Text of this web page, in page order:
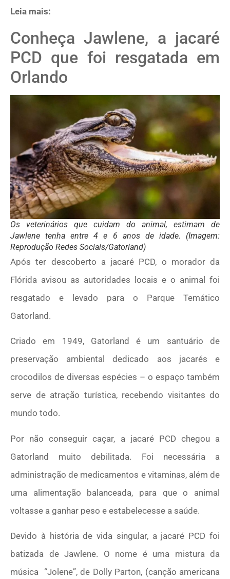
Leia mais:
Conheça Jawlene, a jacaré
PCD que foi resgatada em
Orlando
Os veterinários que cuidam do animal, estimam de
Jawlene tenha entre 4 e 6 anos de idade. (Imagem:
Reprodução Redes Sociais/Gatorland)
Após ter descoberto a jacaré PCD, o morador da
Flórida avisou as autoridades locais e o animal foi
resgatado e levado para o Parque Temático
Gatorland.
Criado em 1949, Gatorland é um santuário de
preservação ambiental dedicado aos jacarés e
crocodilos de diversas espécies – o espaço também
serve de atração turística, recebendo visitantes do
mundo todo.
Por não conseguir caçar, a jacaré PCD chegou a
Gatorland muito debilitada. Foi necessária a
administração de medicamentos e vitaminas, além de
uma alimentação balanceada, para que o animal
voltasse a ganhar peso e estabelecesse a saúde.
Devido à história de vida singular, a jacaré PCD foi
batizada de Jawlene. O nome é uma mistura da
música “Jolene”, de Dolly Parton, (canção americana